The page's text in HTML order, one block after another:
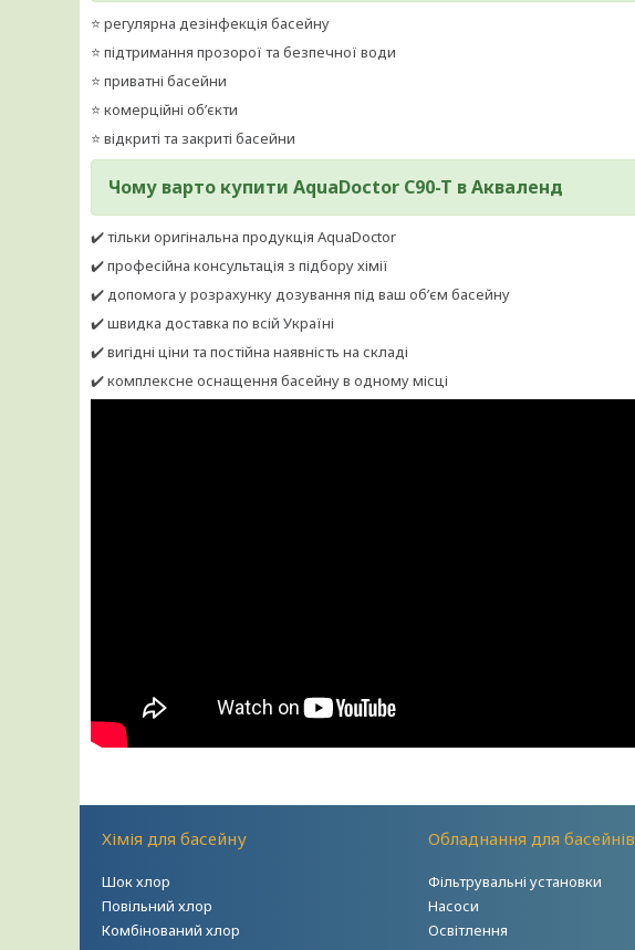
⭐ регулярна дезінфекція басейну
⭐ підтримання прозорої та безпечної води
⭐ приватні басейни
⭐ комерційні об’єкти
⭐ відкриті та закриті басейни
Чому варто купити AquaDoctor C90-T в Акваленд
✔️ тільки оригінальна продукція AquaDoctor
✔️ професійна консультація з підбору хімії
✔️ допомога у розрахунку дозування під ваш об’єм басейну
✔️ швидка доставка по всій Україні
✔️ вигідні ціни та постійна наявність на складі
✔️ комплексне оснащення басейну в одному місці
Хімія для басейну
Шок хлор
Повільний хлор
Комбінований хлор
Обладнання для басейнів
Фільтрувальні установки
Насоси
Освітлення